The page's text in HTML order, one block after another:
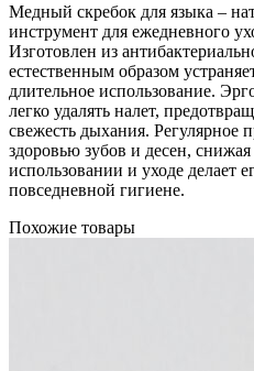
Медный скребок для языка –
инструмент для ежедневного
Изготовлен из
естественным образом
длительное использование.
легко удалять налет,
свежесть дыхания. Регулярное
здоровью зубов и десен,
использовании и уходе делает
повседневной гигиене.
Похожие товары